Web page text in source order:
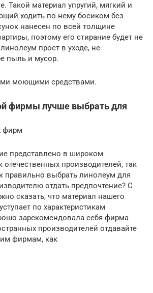
Такой материал упругий, мягкий и
ходить по нему босиком без
нанесен по всей толщине
поэтому его стирание будет не
прост в уходе, не
пыль и мусор.
моющими средствами.
фирмы лучше выбрать для
фирм
представлено в широком
отечественных производителей, так
правильно выбрать линолеум для
отдать предпочтение? С
сказать, что материал нашего
по характеристикам
зарекомендовала себя фирма
производителей отдавайте
фирмам, как